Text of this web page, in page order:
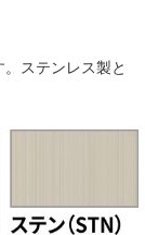
ステンレス製と